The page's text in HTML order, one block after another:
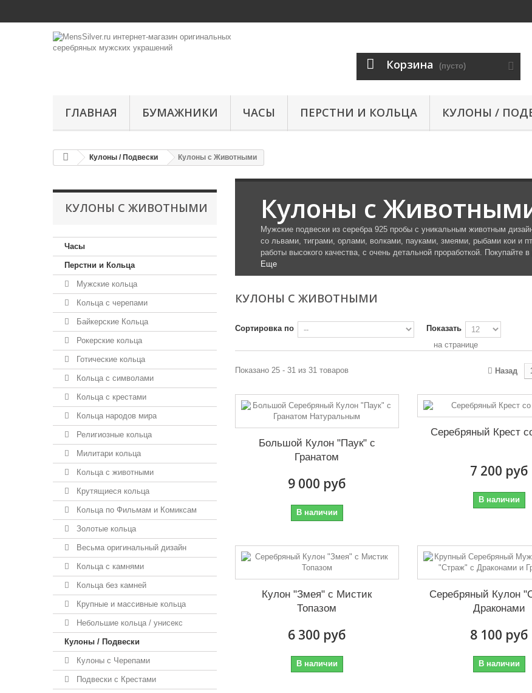
Корзина (пусто)
ГЛАВНАЯ БУМАЖНИКИ ЧАСЫ ПЕРСТНИ И КОЛЬЦА КУЛОНЫ /
Кулоны / Подвески Кулоны с Животными
КУЛОНЫ С ЖИВОТНЫМИ
Часы
Перстни и Кольца
Мужские кольца
Кольца с черепами
Байкерские Кольца
Рокерские кольца
Готические кольца
Кольца с символами
Кольца с крестами
Кольца народов мира
Религиозные кольца
Милитари кольца
Кольца с животными
Крутящиеся кольца
Кольца по Фильмам и Комиксам
Золотые кольца
Весьма оригинальный дизайн
Кольца с камнями
Кольца без камней
Крупные и массивные кольца
Небольшие кольца / унисекс
Кулоны / Подвески
Кулоны с Черепами
Подвески с Крестами
Кулоны с
Мужские подвески из серебра 925 пробы с уникальным животным
со львами, тиграми, орлами, волками, пауками, змеями, рыбами кои и
работы высокого качества, с очень детальной проработкой.
Еще
КУЛОНЫ С ЖИВОТНЫМИ
Сортировка по
Показать
на странице
Назад
Показано 25 - 31 из 31 товаров
Большой Кулон "Паук" с
Гранатом
9 000 руб
В наличии
Серебряный Крест
7 200 руб
В наличии
Кулон "Змея" с Мистик
Топазом
6 300 руб
В наличии
Серебряный Кулон
Драконами
8 100 руб
В наличии